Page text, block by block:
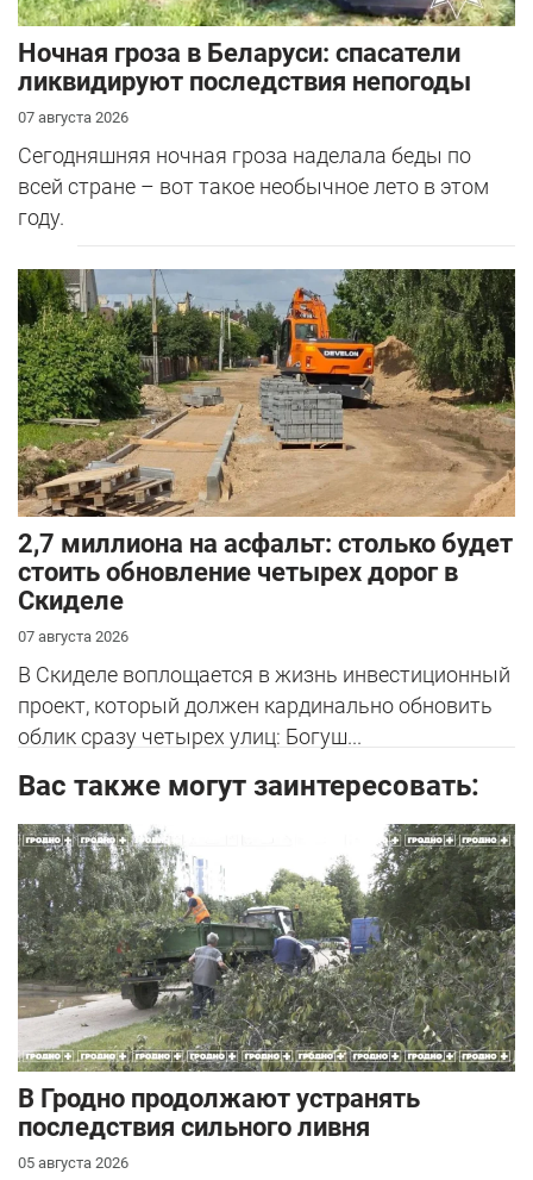
Ночная гроза в Беларуси: спасатели
ликвидируют последствия непогоды
07 августа 2026
Сегодняшняя ночная гроза наделала беды по
всей стране – вот такое необычное лето в этом
году.
2,7 миллиона на асфальт: столько будет
стоить обновление четырех дорог в
Скиделе
07 августа 2026
В Скиделе воплощается в жизнь инвестиционный
проект, который должен кардинально обновить
облик сразу четырех улиц: Богуш...
Вас также могут заинтересовать:
В Гродно продолжают устранять
последствия сильного ливня
05 августа 2026